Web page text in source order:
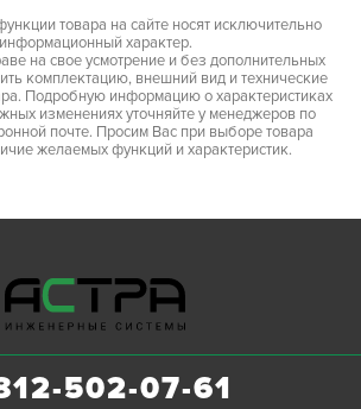
товара на сайте носят исключительно
информационный характер.
на свое усмотрение и без дополнительных
комплектацию, внешний вид и технические
Подробную информацию о характеристиках
изменениях уточняйте у менеджеров по
почте. Просим Вас при выборе товара
желаемых функций и характеристик.
502-07-61